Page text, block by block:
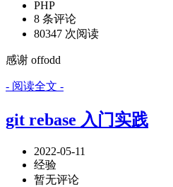
PHP
8 条评论
80347 次阅读
感谢 offodd
- 阅读全文 -
git rebase 入门实践
2022-05-11
经验
暂无评论